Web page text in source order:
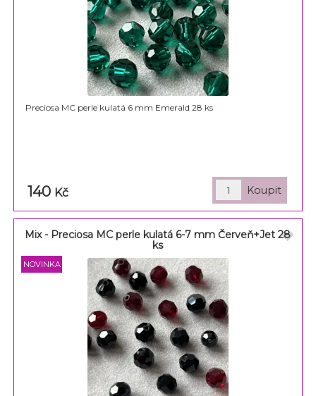
Preciosa MC perle kulatá 6 mm Emerald 28 ks
140 Kč
Mix - Preciosa MC perle kulatá 6-7 mm Červeň+Jet 28
ks